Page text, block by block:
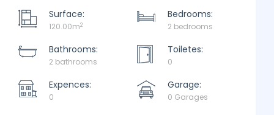
Surface:
120.00m2
Bedrooms:
2 bedrooms
Bathrooms:
2 bathrooms
Toiletes:
0
Expences:
0
Garage:
0 Garages